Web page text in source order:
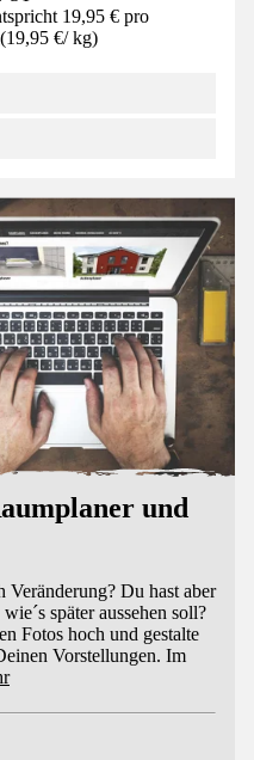
19,95 € pro
(19,95 €/ kg)
und
Veränderung? Du hast aber
später aussehen soll?
Fotos hoch und gestalte
Vorstellungen. Im